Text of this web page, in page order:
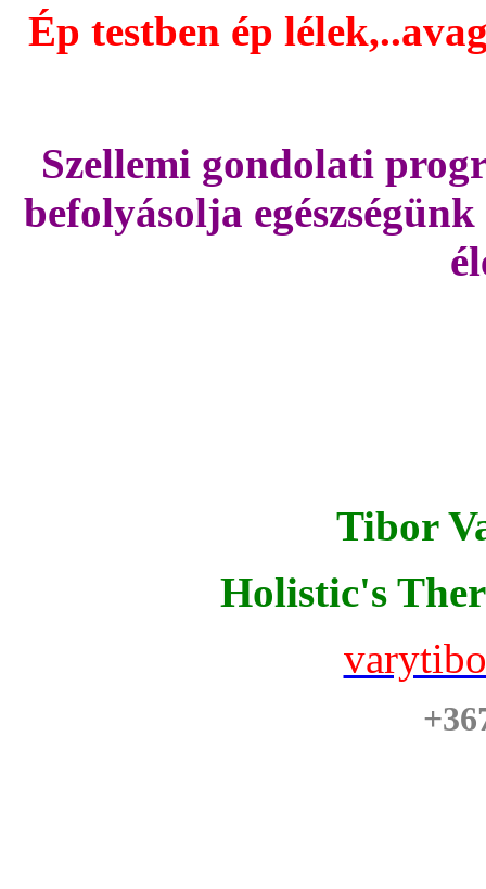
Ép testben ép
Szellemi gondolati
befolyásolja
Tibor
Holistic's